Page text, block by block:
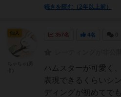
続きを読む（2年以上前）
357名 4名
ハムスターが可愛く
表現できるくらいシ
ディングが初めてで
仙人